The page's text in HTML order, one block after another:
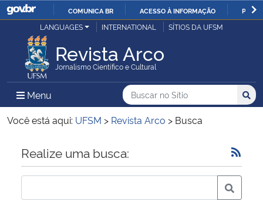
IR
O
COMUNICA BR ACESSO À INFORMAÇÃO
Ministério da Justiça e Segurança Pública
Ministério da Defesa
Ministério das Relações Exteriores
Ministério da Economia
Ministério da Infraestrutura
LANGUAGES INTERNATIONAL SÍTIOS DA UFSM
Revista Arco
Jornalismo Científico e Cultural
Menu Menu Principal do Sítio
Busca
Buscar no no Sítio
Busca:
Você está aqui: UFSM > Revista Arco > Busca
Início do conteúdo
Realize uma busca: